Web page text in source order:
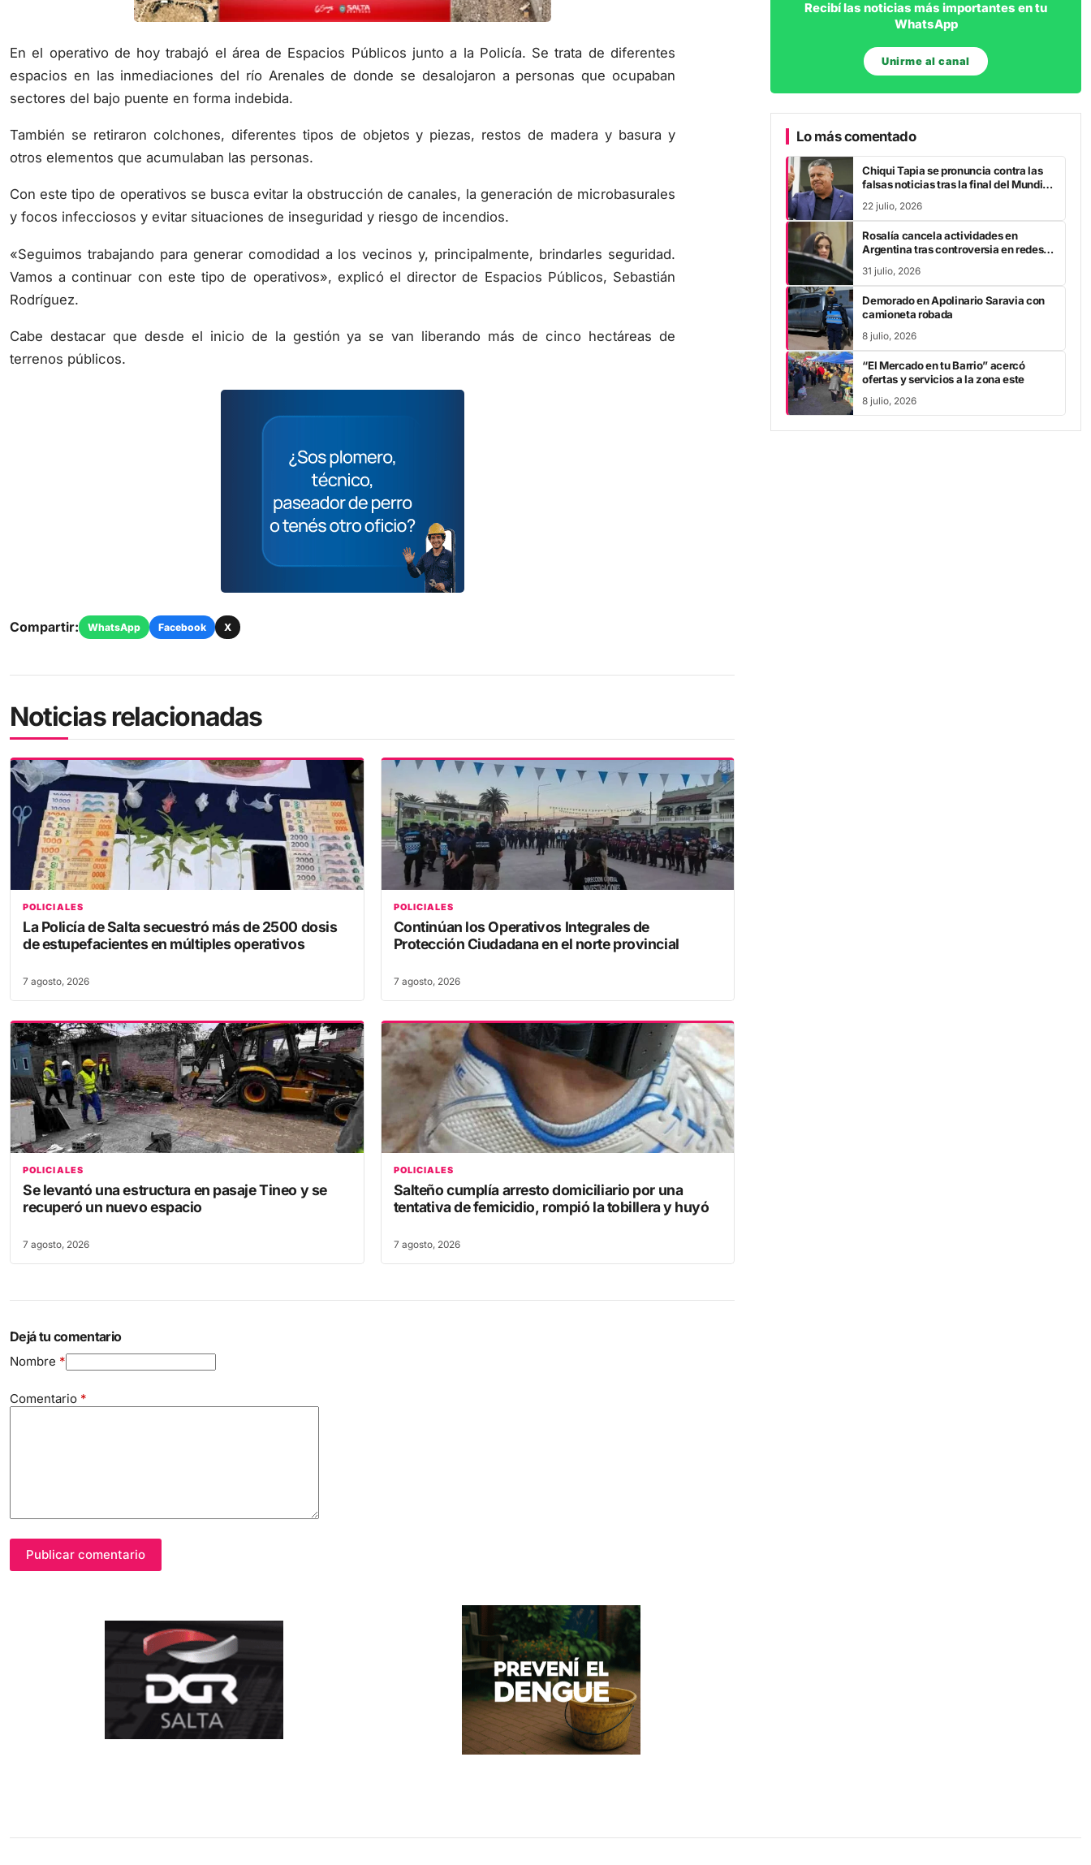
En el operativo de hoy trabajó el área de Espacios Públicos junto a la Policía. Se trata de diferentes
espacios en las inmediaciones del río Arenales de donde se desalojaron a personas que ocupaban
sectores del bajo puente en forma indebida.
También se retiraron colchones, diferentes tipos de objetos y piezas, restos de madera y basura y
otros elementos que acumulaban las personas.
Con este tipo de operativos se busca evitar la obstrucción de canales, la generación de microbasurales
y focos infecciosos y evitar situaciones de inseguridad y riesgo de incendios.
«Seguimos trabajando para generar comodidad a los vecinos y, principalmente, brindarles seguridad.
Vamos a continuar con este tipo de operativos», explicó el director de Espacios Públicos, Sebastián
Rodríguez.
Cabe destacar que desde el inicio de la gestión ya se van liberando más de cinco hectáreas de
terrenos públicos.
Compartir: WhatsApp Facebook X
Noticias relacionadas
POLICIALES
La Policía de Salta secuestró más de 2500 dosis
de estupefacientes en múltiples operativos
7 agosto, 2026
POLICIALES
Continúan los Operativos Integrales de
Protección Ciudadana en el norte provincial
7 agosto, 2026
POLICIALES
Se levantó una estructura en pasaje Tineo y se
recuperó un nuevo espacio
7 agosto, 2026
POLICIALES
Salteño cumplía arresto domiciliario por una
tentativa de femicidio, rompió la tobillera y huyó
7 agosto, 2026
Dejá tu comentario
Nombre *
Comentario *
Publicar comentario
Recibí las noticias más importantes en tu
WhatsApp
Unirme al canal
Lo más comentado
Chiqui Tapia se pronuncia contra las
falsas noticias tras la final del Mundial
22 julio, 2026
Rosalía cancela actividades en
Argentina tras controversia en redes
31 julio, 2026
Demorado en Apolinario Saravia con
camioneta robada
8 julio, 2026
“El Mercado en tu Barrio” acercó
ofertas y servicios a la zona este
8 julio, 2026